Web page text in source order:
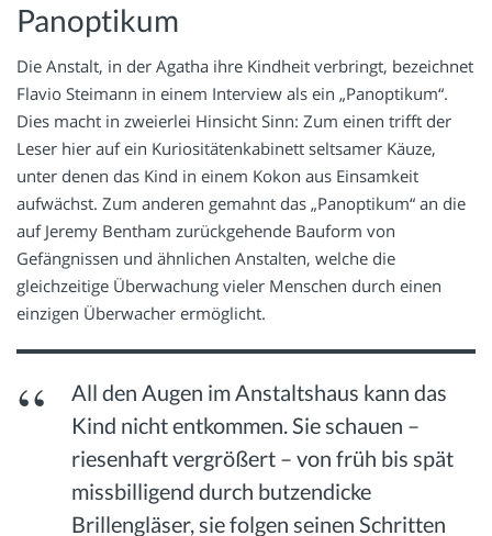
Panoptikum
Die Anstalt, in der Agatha ihre Kindheit verbringt, bezeichnet
Flavio Steimann in einem Interview als ein „Panoptikum“.
Dies macht in zweierlei Hinsicht Sinn: Zum einen trifft der
Leser hier auf ein Kuriositätenkabinett seltsamer Käuze,
unter denen das Kind in einem Kokon aus Einsamkeit
aufwächst. Zum anderen gemahnt das „Panoptikum“ an die
auf Jeremy Bentham zurückgehende Bauform von
Gefängnissen und ähnlichen Anstalten, welche die
gleichzeitige Überwachung vieler Menschen durch einen
einzigen Überwacher ermöglicht.
All den Augen im Anstaltshaus kann das
Kind nicht entkommen. Sie schauen –
riesenhaft vergrößert – von früh bis spät
missbilligend durch butzendicke
Brillengläser, sie folgen seinen Schritten